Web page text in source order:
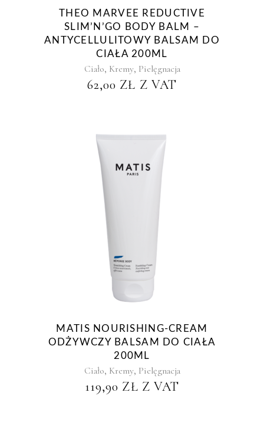
THEO MARVEE REDUCTIVE
SLIM’N’GO BODY BALM –
ANTYCELLULITOWY BALSAM DO
CIAŁA 200ML
Ciało, Kremy, Pielęgnacja
62,00 ZŁ Z VAT
MATIS NOURISHING-CREAM
ODŻYWCZY BALSAM DO CIAŁA
200ML
Ciało, Kremy, Pielęgnacja
119,90 ZŁ Z VAT